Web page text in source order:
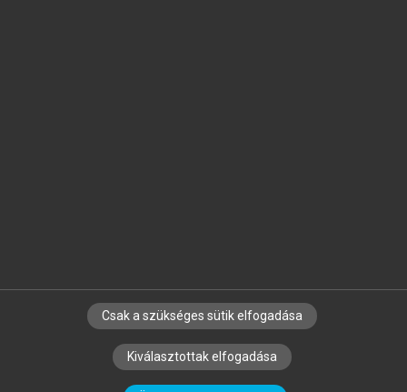
SZERZŐKNEK CÉGEKNEK KÖNYVTÁROSOKNAK
SZERKESZTÉSI ÉS LEKTORÁLÁSI ALAPELVEK
Csak a szükséges sütik elfogadása
Kiválasztottak elfogadása